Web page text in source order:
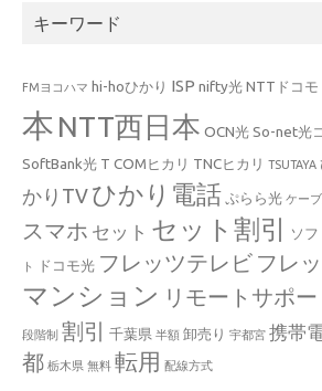
キーワード
FMヨコハマ hi-hoひかり ISP nifty光NTTドコモ
本 NTT西日本 OCN光So-net光
SoftBank光 T COMヒカリ TNCヒカリ TSUTAYA
かりTV ひかり電話ぷらら光 ケー
スマホ セット セット割引 ソ
ト ドコモ光 フレッツテレビ フレ
マンション リモートサポー
段階制 割引 千葉県 半額 卸売り 宇都宮 携帯
都 栃木県 無料 転用 配線方式